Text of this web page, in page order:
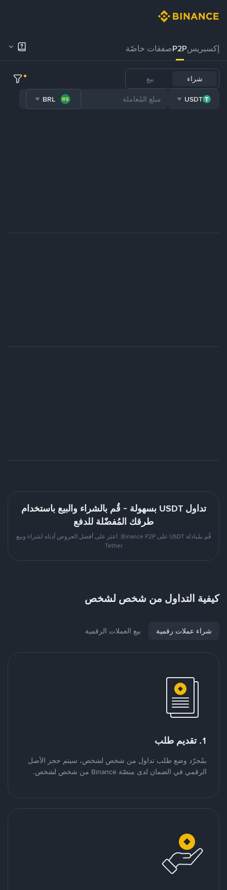
إكسبريسP2Pصفقات خاصّة
شراء بيع
USDT
BRL
تداول USDT بسهولة - قُم بالشراء والبيع باستخدام
طرقك المُفضّلة للدفع
قُم بمُبادلة USDT على Binance P2P. اعثر على أفضل العروض أدناه لشراء وبيع
Tether
كيفية التداول من شخص لشخص
شراء عملات رقمية بيع العملات الرقمية
1. تقديم طلب
بمُجرّد وضع طلب تداول من شخص لشخص، سيتم حجز الأصل
الرقمي في الضمان لدى منصّة Binance من شخص لشخص.